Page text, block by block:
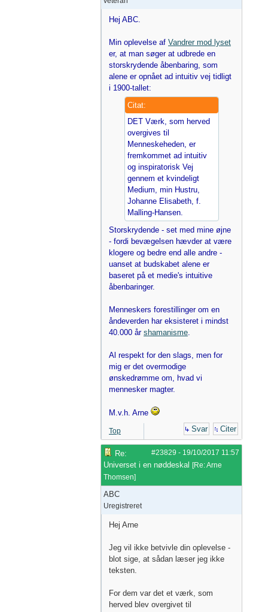
Hej ABC.
Min oplevelse af Vandrer mod lyset
er, at man søger at udbrede en
storskrydende åbenbaring, som
alene er opnået ad intuitiv vej tidligt
i 1900-tallet:
Citat:
DET Værk, som herved
overgives til
Menneskeheden, er
fremkommet ad intuitiv
og inspiratorisk Vej
gennem et kvindeligt
Medium, min Hustru,
Johanne Elisabeth, f.
Malling-Hansen.
Storskrydende - set med mine øjne
- fordi bevægelsen hævder at være
klogere og bedre end alle andre -
uanset at budskabet alene er
baseret på et medie's intuitive
åbenbaringer.
Menneskers forestillinger om en
åndeverden har eksisteret i mindst
40.000 år shamanisme.
Al respekt for den slags, men for
mig er det overmodige
ønskedrømme om, hvad vi
mennesker magter.
M.v.h. Arne
Top Svar Citer
#23829 - 19/10/2017 11:57
Re:
Universet i en nøddeskal [Re: Arne
Thomsen]
ABC
Uregistreret
Hej Arne
Jeg vil ikke betvivle din oplevelse -
blot sige, at sådan læser jeg ikke
teksten.
For dem var det et værk, som
herved blev overgivet til